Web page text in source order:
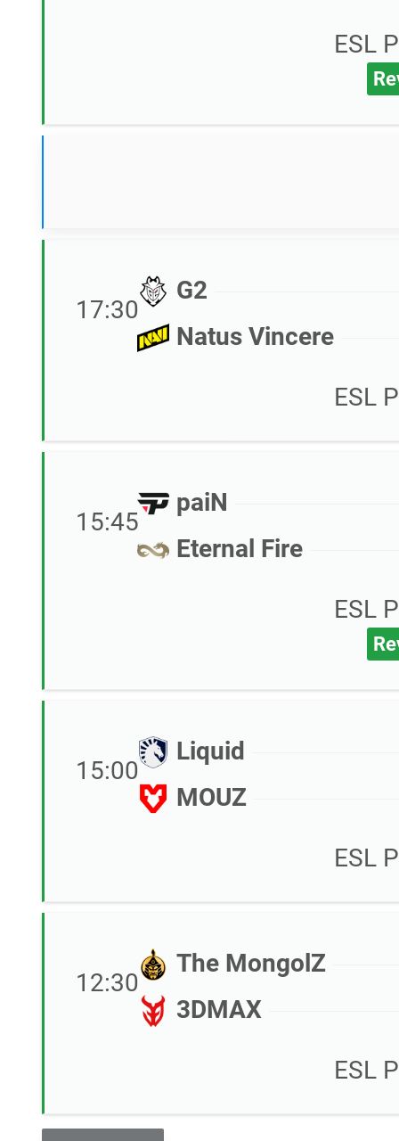
ESL
17:30
G2
Natus Vincere
ESL
15:45
paiN
Eternal Fire
ESL
15:00
Liquid
MOUZ
ESL
12:30
The MongolZ
3DMAX
ESL